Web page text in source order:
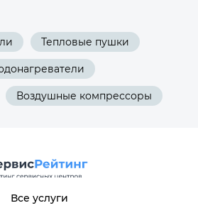
Тепловые пушки
Воздушные компрессоры
Все услуги